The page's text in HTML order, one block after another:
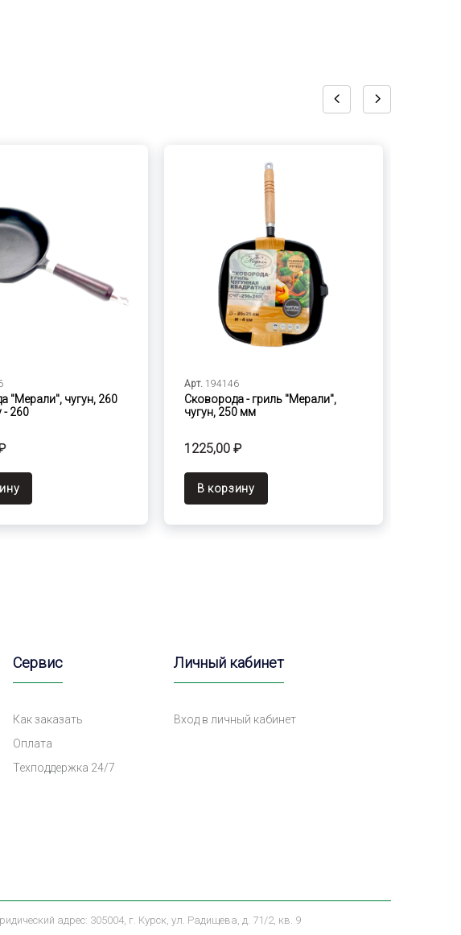
"Мерали", чугун, 260
260
Арт. 194146
Сковорода - гриль "Мерали",
чугун, 250 мм
1225,00 ₽
В корзину
Сервис
Как заказать
Оплата
Техподдержка 24/7
Личный кабинет
Вход в личный кабинет
адрес: 305004, г. Курск, ул. Радищева, д. 71/2, кв. 9